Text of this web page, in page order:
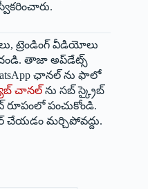
ట్రెండింగ్ వీడియోలు
తాజా అప్‌డేట్స్
ఛానల్ ను ఫాలో
చానల్ ను సబ్ స్క్రైబ్
పంచుకోండి.
చేయడం మర్చిపోవద్దు.